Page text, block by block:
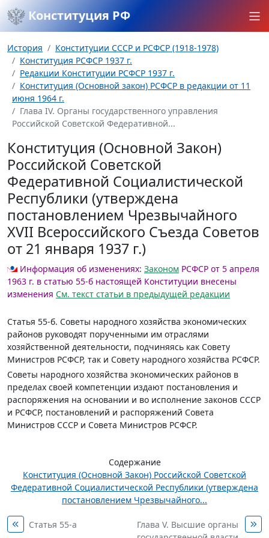
Конституция РФ
История
Конституции СССР и РСФСР (1918-1978)
Конституция РСФСР 1937 г.
Редакции Конституции РСФСР 1937 г.
Конституция (Основной закон) РСФСР в редакции от 11
июня 1964 г.
Глава IV. Органы государственного управления
Российской Советской Федеративной...
Конституция (Основной Закон)
Российской Советской
Федеративной Социалистической
Республики (утверждена
постановлением Чрезвычайного
XVII Всероссийского Съезда Советов
от 21 января 1937 г.)
Информация об изменениях: Законом РСФСР от 5 апреля
1963 г. в статью 55-б настоящей Конституции внесены
изменения См. текст статьи в предыдущей редакции
Статья 55-б. Советы народного хозяйства экономических
районов руководят порученными им отраслями
хозяйственной деятельности, подчиняясь как Совету
Министров РСФСР, так и Совету народного хозяйства РСФСР.
Советы народного хозяйства экономических районов в
пределах своей компетенции издают постановления и
распоряжения на основании и во исполнение законов СССР
и РСФСР, постановлений и распоряжений Совета
Министров СССР и Совета Министров РСФСР.
Содержание
Конституция (Основной Закон) Российской Советской
Федеративной Социалистической Республики (утверждена
постановлением Чрезвычайного...
Статья 55-а
Глава V. Высшие органы